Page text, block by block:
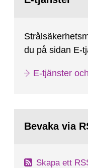
du på sidan E-
E-tjänster
Bevaka via
Skapa ett